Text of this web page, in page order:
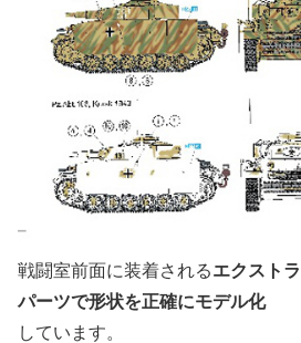
戦闘室前面に装着されるエクスト
パーツで形状を正確にモデル化
しています。